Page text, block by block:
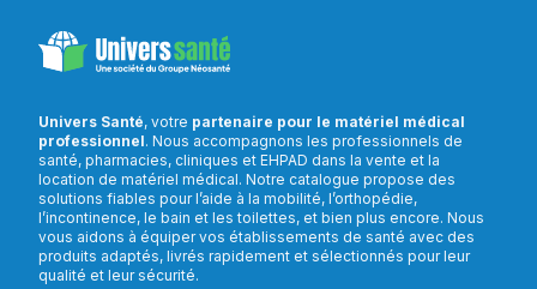
Univers Santé, votre partenaire pour le matériel médical
professionnel. Nous accompagnons les professionnels de
santé, pharmacies, cliniques et EHPAD dans la vente et la
location de matériel médical. Notre catalogue propose des
solutions fiables pour l’aide à la mobilité, l’orthopédie,
l’incontinence, le bain et les toilettes, et bien plus encore. Nous
vous aidons à équiper vos établissements de santé avec des
produits adaptés, livrés rapidement et sélectionnés pour leur
qualité et leur sécurité.